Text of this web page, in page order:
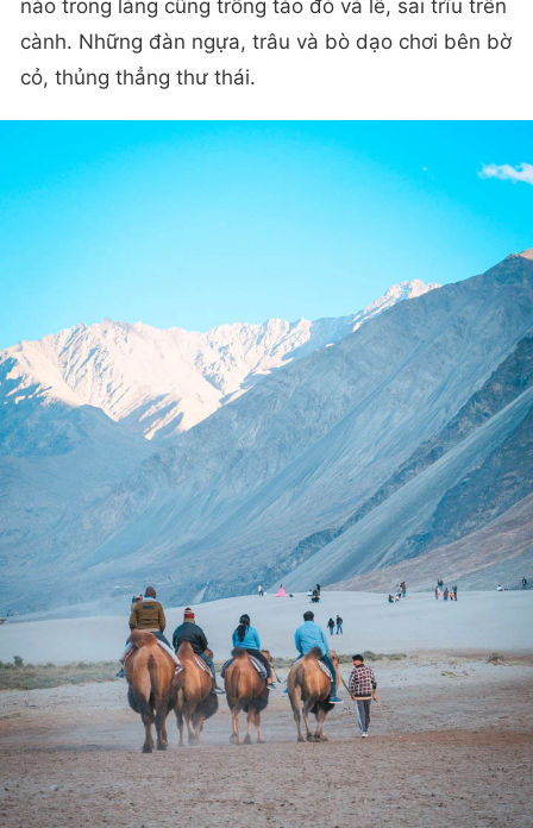
nào trong làng cũng trồng táo đỏ và lê, sai trĩu trên
cành. Những đàn ngựa, trâu và bò dạo chơi bên bờ
cỏ, thủng thẳng thư thái.